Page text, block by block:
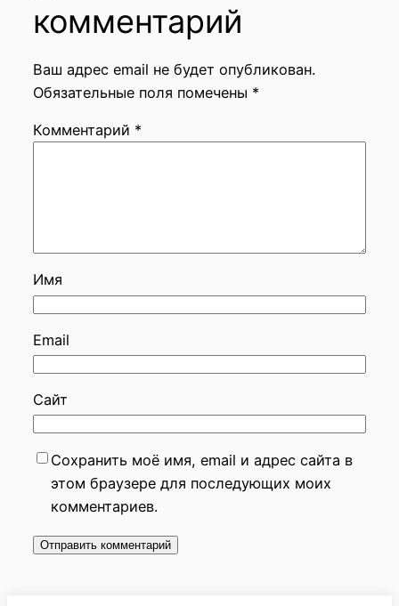
комментарий
Ваш адрес email не будет опубликован.
Обязательные поля помечены *
Комментарий *
Имя
Email
Сайт
Сохранить моё имя, email и адрес сайта в
этом браузере для последующих моих
комментариев.